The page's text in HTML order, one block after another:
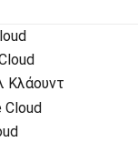
Κλάουντ